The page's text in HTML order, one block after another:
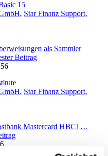
15
, Star Finanz Support,
als Sammler
Beitrag
, Star Finanz Support,
Mastercard HBCI …